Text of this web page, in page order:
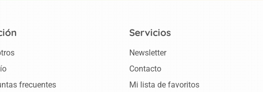
frecuentes
Servicios
Newsletter
Contacto
Mi lista de favoritos